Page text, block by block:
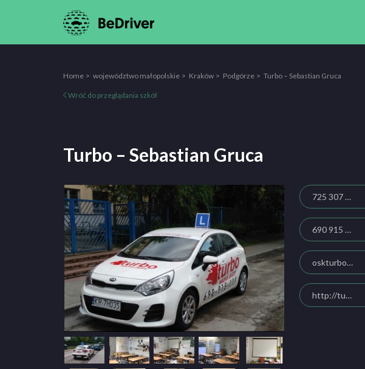
Home województwo małopolskie Kraków Podgórze Turbo – Sebastian Gruca
Wróć do przeglądania szkół
Turbo – Sebastian Gruca
725 307 035
690 915 111
oskturbo.krakow@gmail.com
http://turbo.krakow.pl/